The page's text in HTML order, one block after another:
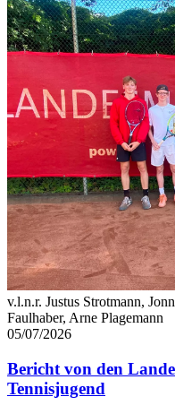
v.l.n.r. Justus Strotmann,
Faulhaber, Arne Plagemann
05/07/2026
Bericht von den
Tennisjugend